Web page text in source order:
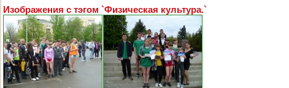
Изображения с тэгом `Физическая культура.`